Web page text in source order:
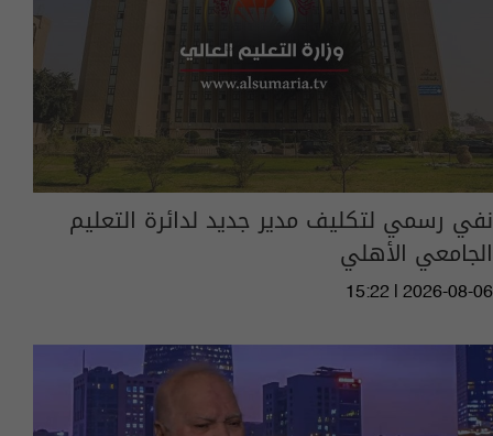
نفي رسمي لتكليف مدير جديد لدائرة التعليم
الجامعي الأهلي
15:22 | 2026-08-06